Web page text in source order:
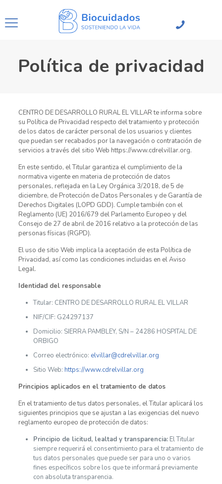
Política de privacidad
CENTRO DE DESARROLLO RURAL EL VILLAR te informa sobre
su Política de Privacidad respecto del tratamiento y protección
de los datos de carácter personal de los usuarios y clientes
que puedan ser recabados por la navegación o contratación de
servicios a través del sitio Web https://www.cdrelvillar.org.
En este sentido, el Titular garantiza el cumplimiento de la
normativa vigente en materia de protección de datos
personales, reflejada en la Ley Orgánica 3/2018, de 5 de
diciembre, de Protección de Datos Personales y de Garantía de
Derechos Digitales (LOPD GDD). Cumple también con el
Reglamento (UE) 2016/679 del Parlamento Europeo y del
Consejo de 27 de abril de 2016 relativo a la protección de las
personas físicas (RGPD).
El uso de sitio Web implica la aceptación de esta Política de
Privacidad, así como las condiciones incluidas en el Aviso
Legal.
Identidad del responsable
Titular: CENTRO DE DESARROLLO RURAL EL VILLAR
NIF/CIF: G24297137
Domicilio: SIERRA PAMBLEY, S/N – 24286 HOSPITAL DE
ORBIGO
Correo electrónico: elvillar@cdrelvillar.org
Sitio Web: https://www.cdrelvillar.org
Principios aplicados en el tratamiento de datos
En el tratamiento de tus datos personales, el Titular aplicará los
siguientes principios que se ajustan a las exigencias del nuevo
reglamento europeo de protección de datos:
Principio de licitud, lealtad y transparencia:El Titular
siempre requerirá el consentimiento para el tratamiento de
tus datos personales que puede ser para uno o varios
fines específicos sobre los que te informará previamente
con absoluta transparencia.